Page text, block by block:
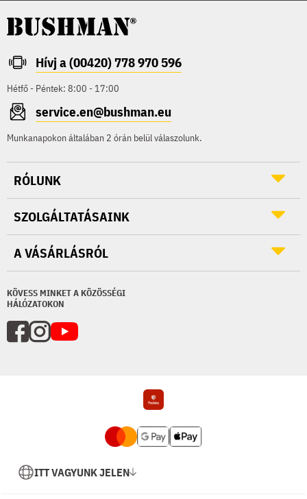
Hívj a (00420) 778 970 596
Hétfő - Péntek: 8:00 - 17:00
service.en@bushman.eu
Munkanapokon általában 2 órán belül válaszolunk.
KÖVESS MINKET A KÖZÖSSÉGI
HÁLÓZATOKON
RÓLUNK
SZOLGÁLTATÁSAINK
A VÁSÁRLÁSRÓL
ITT VAGYUNK JELEN